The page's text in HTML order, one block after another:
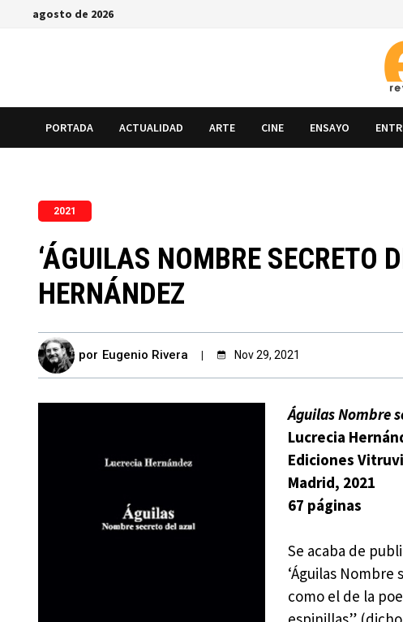
Saltaragosto de 2026
PORTADA ACTUALIDAD ARTE CINE ENSAYO
2021
‘ÁGUILAS NOMBRE SECRETO
HERNÁNDEZ
por Eugenio Rivera Nov 29, 2021
Águilas Nombre
Lucrecia
Ediciones
Madrid, 2021
67 páginas
Se acaba de
‘Águilas
como el de la